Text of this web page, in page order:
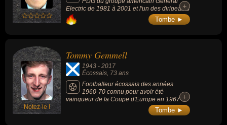
Electric de 1981 à 2001 et l'un des dirigeants
les plus emblématiques aux États-Unis dans
la période 1980-2000. Il est nommé «
+
+
Tombe ►
Notez-le !
Tommy Gemmell
1943 - 2017
Écossais, 73 ans
Footballeur écossais des années
1960-70 connu pour avoir été
vainqueur de la Coupe d'Europe en 1967 +
+
Tombe ►